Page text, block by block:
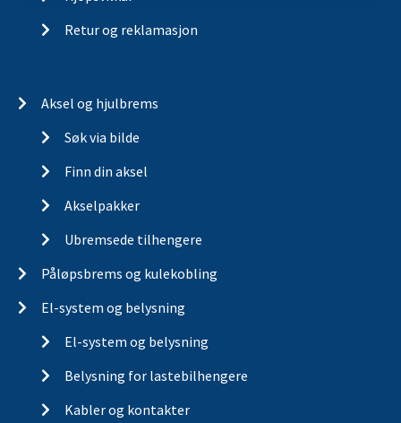
Retur og reklamasjon
Aksel og hjulbrems
Søk via bilde
Finn din aksel
Akselpakker
Ubremsede tilhengere
Påløpsbrems og kulekobling
El-system og belysning
El-system og belysning
Belysning for lastebilhengere
Kabler og kontakter